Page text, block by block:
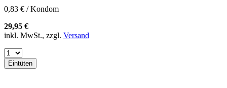
60K
60L
64E
64F
64L
64M
0,83 € / Kondom
29,95 €
inkl. MwSt., zzgl. Versand
Eintüten